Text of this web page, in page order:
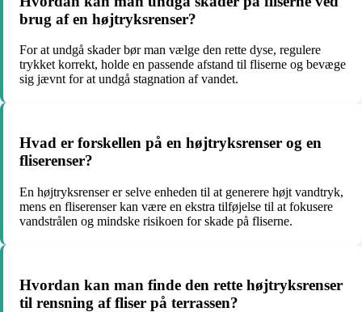
brug af en højtryksrenser?
For at undgå skader bør man vælge den rette dyse, regulere
trykket korrekt, holde en passende afstand til fliserne og bevæge
sig jævnt for at undgå stagnation af vandet.
Hvad er forskellen på en højtryksrenser og en
fliserenser?
En højtryksrenser er selve enheden til at generere højt vandtryk,
mens en fliserenser kan være en ekstra tilføjelse til at fokusere
vandstrålen og mindske risikoen for skade på fliserne.
Hvordan kan man finde den rette højtryksrenser
til rensning af fliser på terrassen?